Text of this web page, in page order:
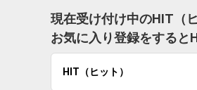
現在受け付け中のHIT（
お気に入り登録をすると
HIT（ヒット）